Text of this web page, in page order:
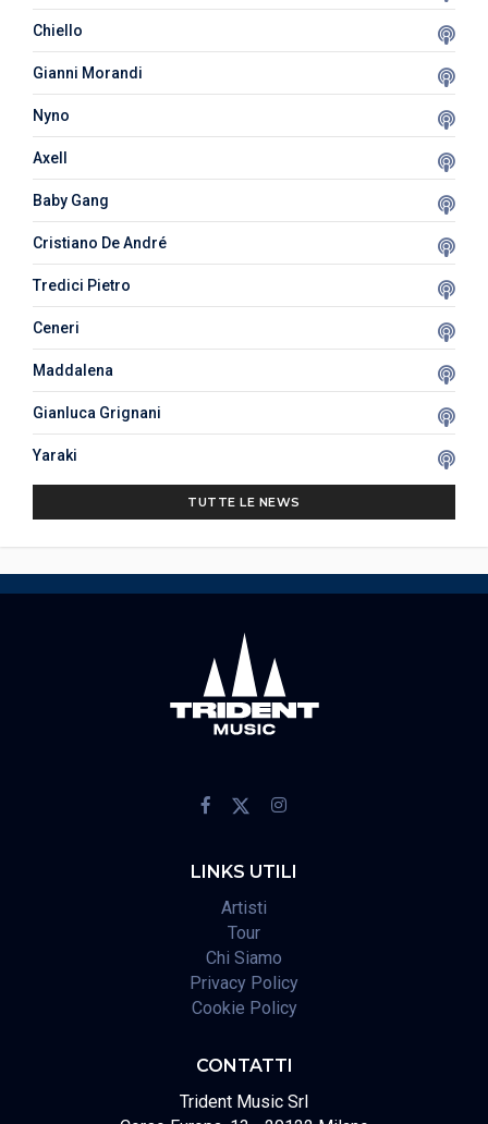
Chiello
Gianni Morandi
Nyno
Axell
Baby Gang
Cristiano De André
Tredici Pietro
Ceneri
Maddalena
Gianluca Grignani
Yaraki
TUTTE LE NEWS
LINKS UTILI
Artisti
Tour
Chi Siamo
Privacy Policy
Cookie Policy
CONTATTI
Trident Music Srl